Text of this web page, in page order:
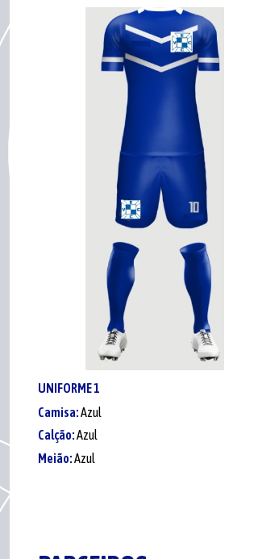
UNIFORME1
Camisa:Azul
Calção:Azul
Meião:Azul